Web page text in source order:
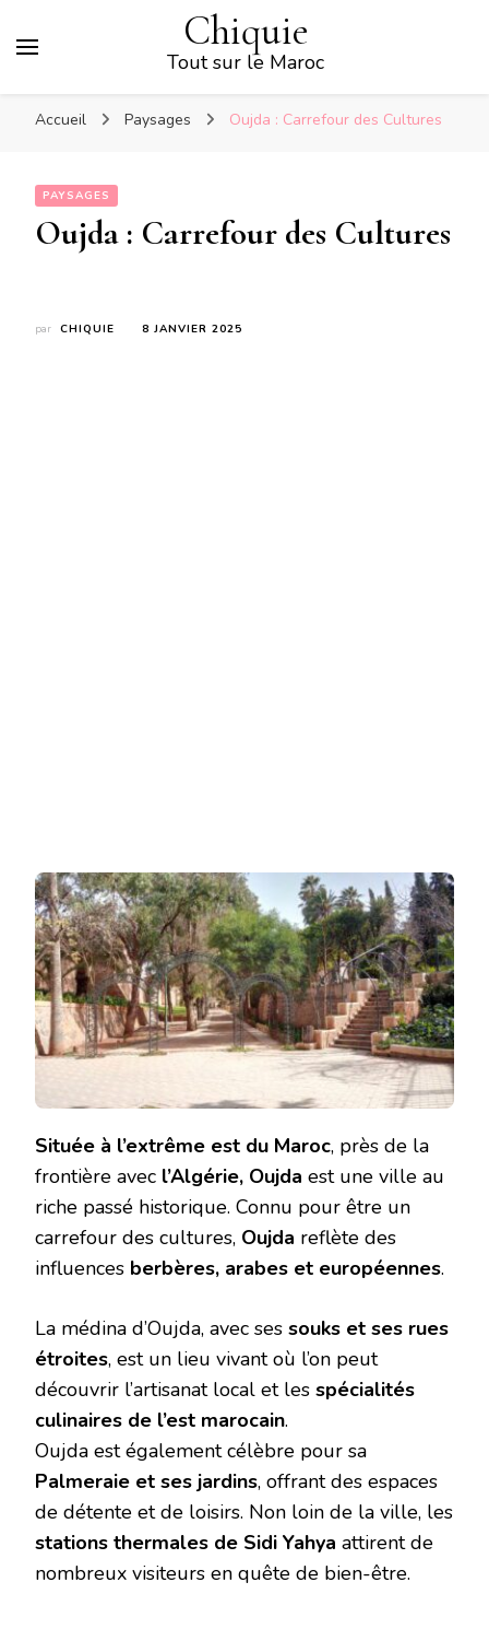
Chiquie
Tout sur le Maroc
Accueil Paysages Oujda : Carrefour des Cultures
PAYSAGES
Oujda : Carrefour des Cultures
par CHIQUIE 8 JANVIER 2025
Située à l’extrême est du Maroc, près de la
frontière avec l’Algérie, Oujda est une ville au
riche passé historique. Connu pour être un
carrefour des cultures, Oujda reflète des
influences berbères, arabes et européennes.
La médina d’Oujda, avec ses souks et ses rues
étroites, est un lieu vivant où l’on peut
découvrir l’artisanat local et les spécialités
culinaires de l’est marocain.
Oujda est également célèbre pour sa
Palmeraie et ses jardins, offrant des espaces
de détente et de loisirs. Non loin de la ville, les
stations thermales de Sidi Yahya attirent de
nombreux visiteurs en quête de bien-être.